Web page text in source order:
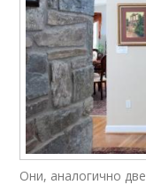
Они, аналогично